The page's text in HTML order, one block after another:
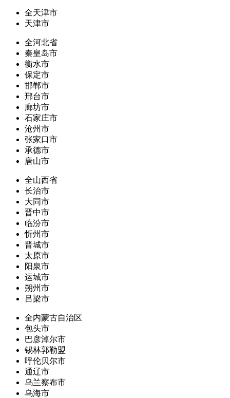
全天津市
天津市
全河北省
秦皇岛市
衡水市
保定市
邯郸市
邢台市
廊坊市
石家庄市
沧州市
张家口市
承德市
唐山市
全山西省
长治市
大同市
晋中市
临汾市
忻州市
晋城市
太原市
阳泉市
运城市
朔州市
吕梁市
全内蒙古自治区
包头市
巴彦淖尔市
锡林郭勒盟
呼伦贝尔市
通辽市
乌兰察布市
乌海市